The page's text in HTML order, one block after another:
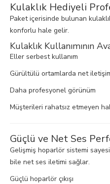
Kulaklık Hediyeli
Paket içerisinde bulunan
konforlu hale gelir.
Kulaklık Kullanımının
Eller serbest kullanım
Gürültülü ortamlarda net
Daha profesyonel görünüm
Müşterileri rahatsız etmeyen
Güçlü ve Net Ses
Gelişmiş hoparlör sistemi
bile net ses iletimi sağlar.
Güçlü hoparlör çıkışı